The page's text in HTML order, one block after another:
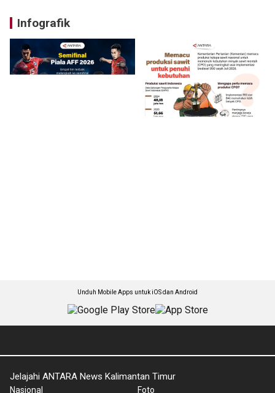
Infografik
Unduh Mobile Apps untuk iOS dan Android
Jelajahi ANTARA News Kalimantan Timur
Nasional Foto